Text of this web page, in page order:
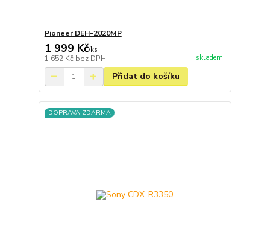
Pioneer DEH-2020MP
1 999 Kč/ks
1 652 Kč bez DPH skladem
Přidat do košíku
DOPRAVA ZDARMA